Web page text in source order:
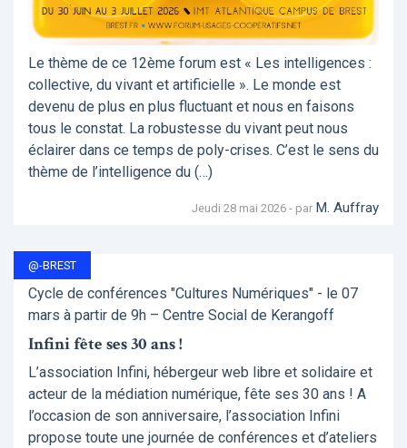
Le thème de ce 12ème forum est « Les intelligences :
collective, du vivant et artificielle ». Le monde est
devenu de plus en plus fluctuant et nous en faisons
tous le constat. La robustesse du vivant peut nous
éclairer dans ce temps de poly-crises. C’est le sens du
thème de l’intelligence du (…)
Jeudi 28 mai 2026 - par M. Auffray
@-BREST
Cycle de conférences "Cultures Numériques" - le 07
mars à partir de 9h – Centre Social de Kerangoff
Infini fête ses 30 ans !
L’association Infini, hébergeur web libre et solidaire et
acteur de la médiation numérique, fête ses 30 ans ! A
l’occasion de son anniversaire, l’association Infini
propose toute une journée de conférences et d’ateliers